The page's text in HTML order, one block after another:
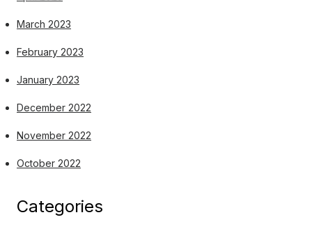
March 2023
February 2023
January 2023
December 2022
November 2022
October 2022
Categories